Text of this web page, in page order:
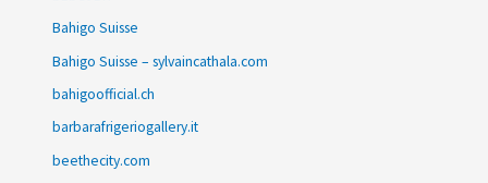
Bahigo Suisse
Bahigo Suisse – sylvaincathala.com
bahigoofficial.ch
barbarafrigeriogallery.it
beethecity.com